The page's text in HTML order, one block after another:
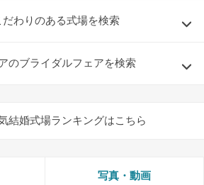
だわりのある式場を検索
のブライダルフェアを検索
結婚式場ランキングはこちら
写真・動画